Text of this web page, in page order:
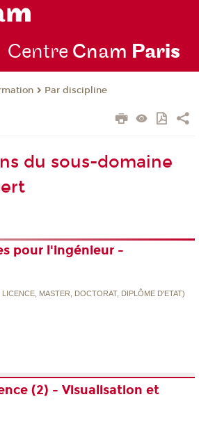
Centre Cnam Paris
Par discipline
du sous-domaine
pour l'ingénieur -
MASTER, DOCTORAT, DIPLÔME D'ETAT)
(2) - Visualisation et